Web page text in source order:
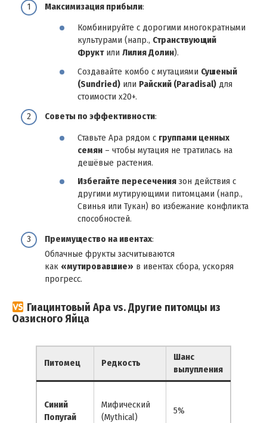
Максимизация прибыли:
Комбинируйте с дорогими многократными
культурами (напр., Странствующий
Фруктили Лилия Долин).
Создавайте комбо с мутациями Сушеный
(Sundried) или Райский (Paradisal) для
стоимости х20+.
Советы по эффективности:
Ставьте Ара рядом с группами ценных
семян – чтобы мутация не тратилась на
дешёвые растения.
Избегайте пересечения зон действия с
другими мутирующими питомцами (напр.,
Свинья или Тукан) во избежание конфликта
способностей.
Преимущество на ивентах:
Облачные фрукты засчитываются
как «мутировавшие» в ивентах сбора, ускоряя
прогресс.
Гиацинтовый Ара vs. Другие питомцы из
Оазисного Яйца
Питомец Редкость
Шанс
вылупления
Синий
Попугай
Мифический
(Mythical)
5%